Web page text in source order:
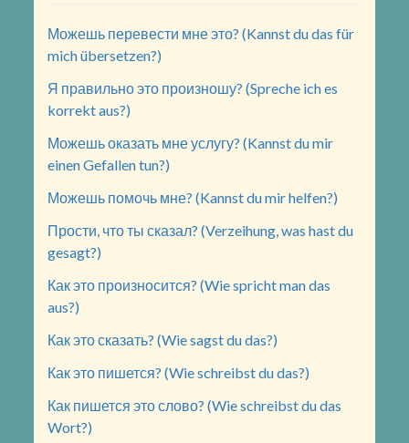
Можешь перевести мне это? (Kannst du das für
mich übersetzen?)
Я правильно это произношу? (Spreche ich es
korrekt aus?)
Можешь оказать мне услугу? (Kannst du mir
einen Gefallen tun?)
Можешь помочь мне? (Kannst du mir helfen?)
Прости, что ты сказал? (Verzeihung, was hast du
gesagt?)
Как это произносится? (Wie spricht man das
aus?)
Как это сказать? (Wie sagst du das?)
Как это пишется? (Wie schreibst du das?)
Как пишется это слово? (Wie schreibst du das
Wort?)